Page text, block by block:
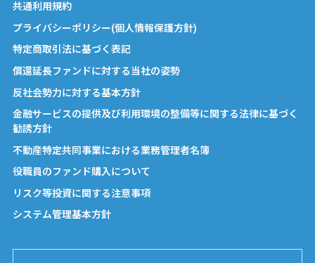
共通利用規約
プライバシーポリシー(個人情報保護方針)
特定商取引法に基づく表記
償還延長ファンドに対する当社の姿勢
反社会勢力に対する基本方針
金融サービスの提供及び利用環境の整備等に関する法律に基づく
勧誘方針
不動産特定共同事業における業務管理者名簿
役職員のファンド購入について
リスク等投資に関する注意事項
システム管理基本方針